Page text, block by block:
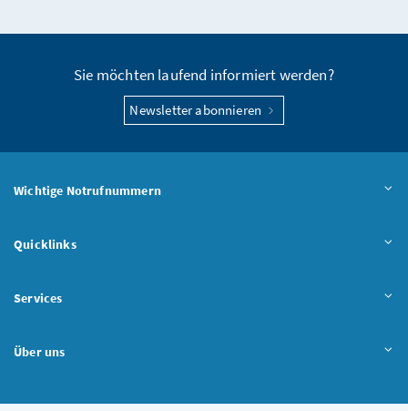
Sie möchten laufend informiert werden?
Newsletter abonnieren
Wichtige Notrufnummern
Quicklinks
Services
Über uns